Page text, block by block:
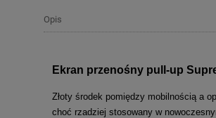
Opis
Ekran przenośny pull-up
Złoty środek pomiędzy mobilnością a
choć rzadziej stosowany w